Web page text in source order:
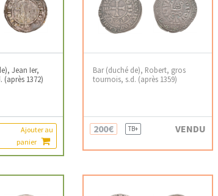
Jean Ier,
(après 1372)
Ajouter au
panier
Bar (duché de), Robert, gros
tournois, s.d. (après 1359)
200€ TB+ VENDU